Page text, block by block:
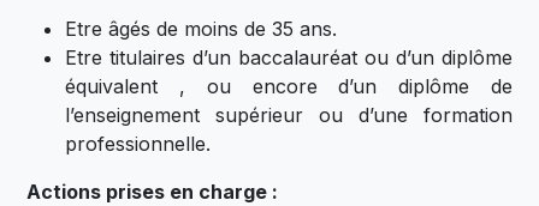
​Etre âgés de moins de 35 ans.
Etre titulaires d’un baccalauréat ou d’un diplôme
équivalent , ou encore d’un diplôme de
l’enseignement supérieur ou d’une formation
professionnelle.
Actions prises en charge :